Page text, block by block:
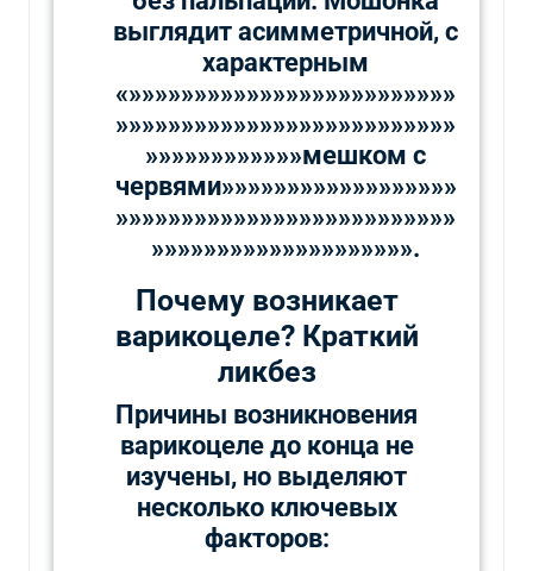
выглядит асимметричной, с
характерным
«»»»»»»»»»»»»»»»»»»»»»»»»»
»»»»»»»»»»»»»»»»»»»»»»»»»»
»»»»»»»»»»»»мешком с
червями»»»»»»»»»»»»»»»»»»
»»»»»»»»»»»»»»»»»»»»»»»»»»
»»»»»»»»»»»»»»»»»»»».
Почему возникает
варикоцеле? Краткий
ликбез
Причины возникновения
варикоцеле до конца не
изучены, но выделяют
несколько ключевых
факторов: